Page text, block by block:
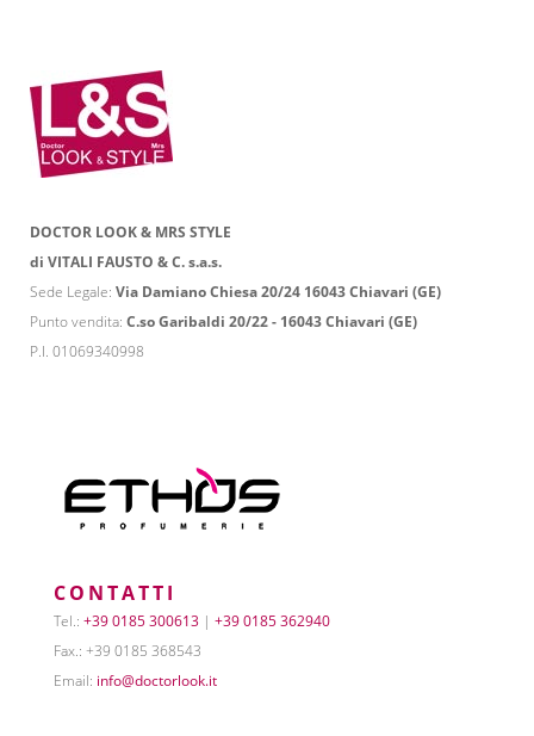
DOCTOR LOOK & MRS STYLE
di VITALI FAUSTO & C. s.a.s.
Sede Legale: Via Damiano Chiesa 20/24 16043 Chiavari (GE)
Punto vendita: C.so Garibaldi 20/22 - 16043 Chiavari (GE)
P.I. 01069340998
CONTATTI
Tel.: +39 0185 300613 | +39 0185 362940
Fax.: +39 0185 368543
Email: info@doctorlook.it